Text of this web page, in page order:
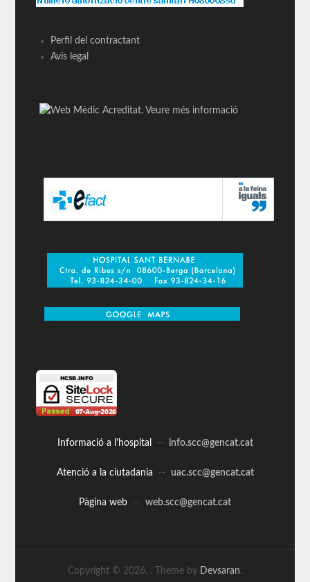
Perfil del contractant
Avís legal
Informació a l'hospital -- info.scc@gencat.cat
Atenció a la ciutadania -- uac.scc@gencat.cat
Pàgina web -- web.scc@gencat.cat
Copyright © 2026, . Theme by Devsaran.